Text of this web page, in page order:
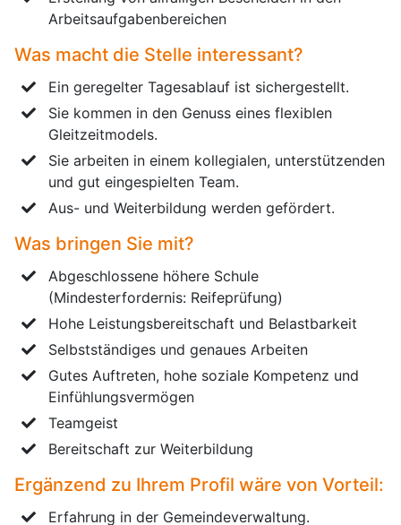
Arbeitsaufgabenbereichen
Was macht die Stelle interessant?
Ein geregelter Tagesablauf ist sichergestellt.
Sie kommen in den Genuss eines flexiblen
Gleitzeitmodels.
Sie arbeiten in einem kollegialen, unterstützenden
und gut eingespielten Team.
Aus- und Weiterbildung werden gefördert.
Was bringen Sie mit?
Abgeschlossene höhere Schule
(Mindesterfordernis: Reifeprüfung)
Hohe Leistungsbereitschaft und Belastbarkeit
Selbstständiges und genaues Arbeiten
Gutes Auftreten, hohe soziale Kompetenz und
Einfühlungsvermögen
Teamgeist
Bereitschaft zur Weiterbildung
Ergänzend zu Ihrem Profil wäre von Vorteil:
Erfahrung in der Gemeindeverwaltung.